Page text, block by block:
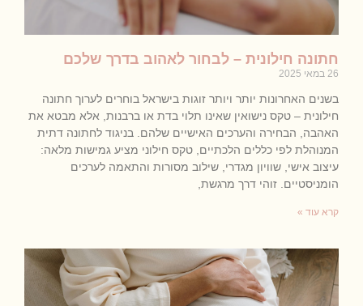
חתונה חילונית – לבחור לאהוב בדרך שלכם
26 במאי 2025
בשנים האחרונות יותר ויותר זוגות בישראל בוחרים לערוך חתונה
חילונית – טקס נישואין שאינו תלוי בדת או ברבנות, אלא מבטא את
האהבה, הבחירה והערכים האישיים שלהם. בניגוד לחתונה דתית
המנוהלת לפי כללים הלכתיים, טקס חילוני מציע גמישות מלאה:
עיצוב אישי, שוויון מגדרי, שילוב מסורות והתאמה לערכים
הומניסטיים. זוהי דרך מרגשת,
קרא עוד »